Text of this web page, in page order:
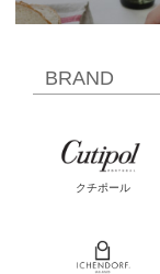
BRAND
クチポール